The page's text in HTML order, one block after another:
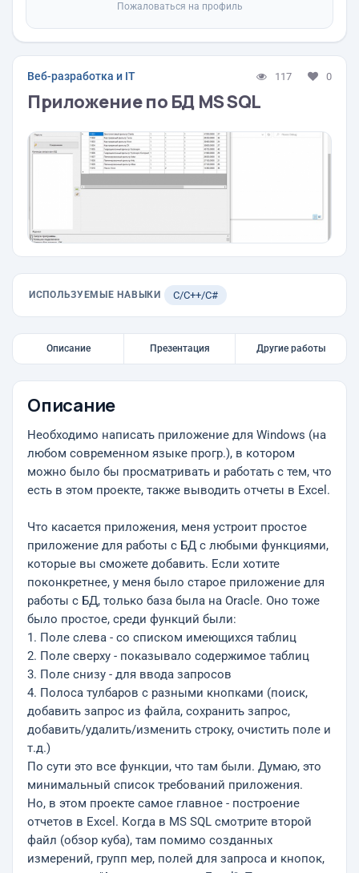
Пожаловаться на профиль
Веб-разработка и IT 117 0
Приложение по БД MS SQL
ИСПОЛЬЗУЕМЫЕ НАВЫКИ C/C++/C#
Описание Презентация Другие работы
Описание
Необходимо написать приложение для Windows (на
любом современном языке прогр.), в котором
можно было бы просматривать и работать с тем, что
есть в этом проекте, также выводить отчеты в Excel.
Что касается приложения, меня устроит простое
приложение для работы с БД с любыми функциями,
которые вы сможете добавить. Если хотите
поконкретнее, у меня было старое приложение для
работы с БД, только база была на Oracle. Оно тоже
было простое, среди функций были:
1. Поле слева - со списком имеющихся таблиц
2. Поле сверху - показывало содержимое таблиц
3. Поле снизу - для ввода запросов
4. Полоса тулбаров с разными кнопками (поиск,
добавить запрос из файла, сохранить запрос,
добавить/удалить/изменить строку, очистить поле и
т.д.)
По сути это все функции, что там были. Думаю, это
минимальный список требований приложения.
Но, в этом проекте самое главное - построение
отчетов в Excel. Когда в MS SQL смотрите второй
файл (обзор куба), там помимо созданных
измерений, групп мер, полей для запроса и кнопок,